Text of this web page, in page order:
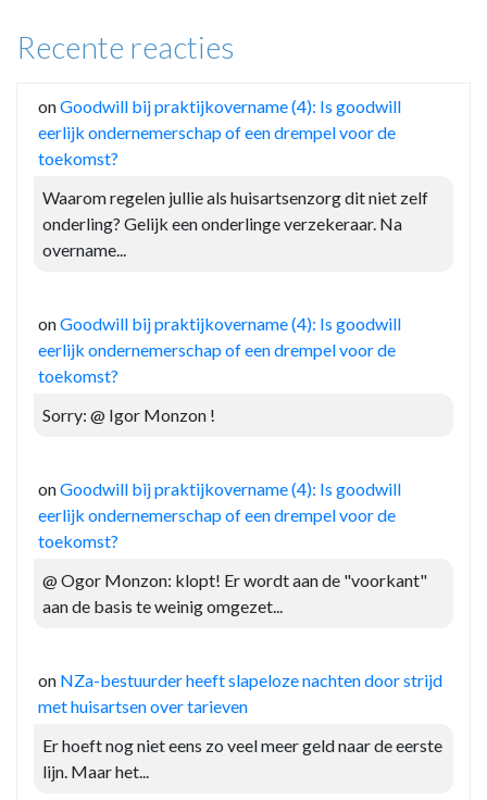
Recente reacties
onGoodwill bij praktijkovername (4): Is goodwill
eerlijk ondernemerschap of een drempel voor de
toekomst?
Waarom regelen jullie als huisartsenzorg dit niet zelf
onderling? Gelijk een onderlinge verzekeraar. Na
overname...
onGoodwill bij praktijkovername (4): Is goodwill
eerlijk ondernemerschap of een drempel voor de
toekomst?
Sorry: @ Igor Monzon !
onGoodwill bij praktijkovername (4): Is goodwill
eerlijk ondernemerschap of een drempel voor de
toekomst?
@ Ogor Monzon: klopt! Er wordt aan de "voorkant"
aan de basis te weinig omgezet...
on NZa-bestuurder heeft slapeloze nachten door strijd
met huisartsen over tarieven
Er hoeft nog niet eens zo veel meer geld naar de eerste
lijn. Maar het...